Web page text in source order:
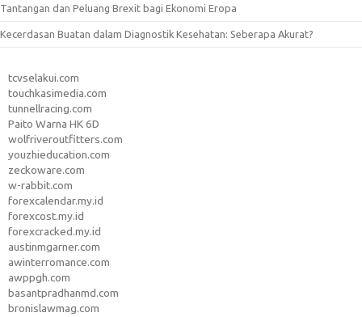
Tantangan dan Peluang Brexit bagi Ekonomi Eropa
Kecerdasan Buatan dalam Diagnostik Kesehatan: Seberapa Akurat?
tcvselakui.com
touchkasimedia.com
tunnellracing.com
Paito Warna HK 6D
wolfriveroutfitters.com
youzhieducation.com
zeckoware.com
w-rabbit.com
forexcalendar.my.id
forexcost.my.id
forexcracked.my.id
austinmgarner.com
awinterromance.com
awppgh.com
basantpradhanmd.com
bronislawmag.com